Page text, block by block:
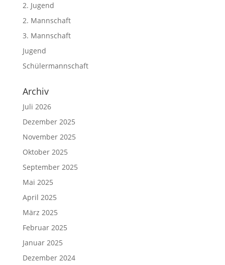
2. Jugend
2. Mannschaft
3. Mannschaft
Jugend
Schülermannschaft
Archiv
Juli 2026
Dezember 2025
November 2025
Oktober 2025
September 2025
Mai 2025
April 2025
März 2025
Februar 2025
Januar 2025
Dezember 2024